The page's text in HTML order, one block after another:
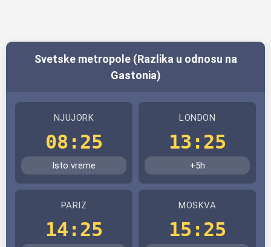
Svetske metropole (Razlika u odnosu na
Gastonia)
NJUJORK
08:25
Isto vreme
LONDON
13:25
+5h
PARIZ
14:25
MOSKVA
15:25